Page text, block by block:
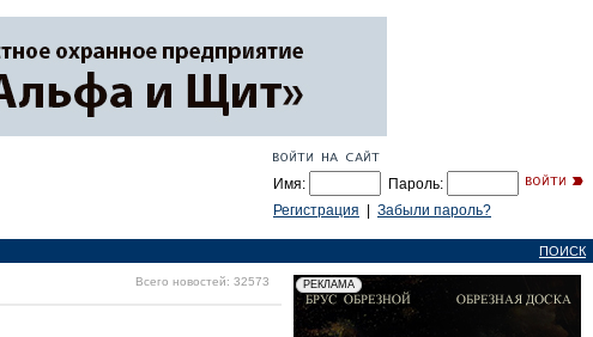
Имя:
Пароль:
Регистрация
Забыли пароль?
ПОИСК
Всего новостей: 32573